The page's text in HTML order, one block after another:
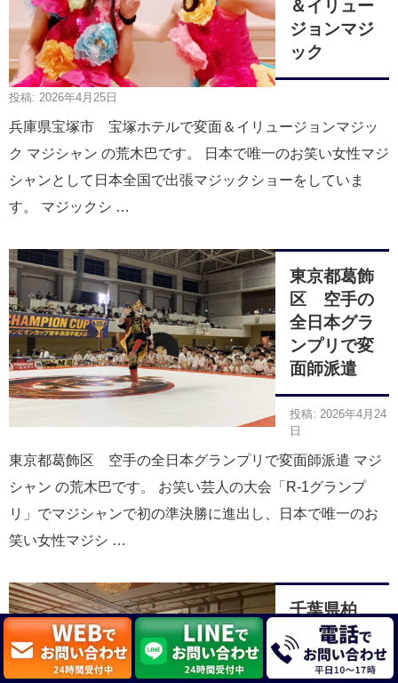
＆イリュー
ジョンマジ
ック
投稿: 2026年4月25日
兵庫県宝塚市 宝塚ホテルで変面＆イリュージョンマジッ
ク マジシャン の荒木巴です。 日本で唯一のお笑い女性マジ
シャンとして日本全国で出張マジックショーをしていま
す。 マジックシ …
東京都葛飾
区 空手の
全日本グラ
ンプリで変
面師派遣
投稿: 2026年4月24
日
東京都葛飾区 空手の全日本グランプリで変面師派遣 マジ
シャン の荒木巴です。 お笑い芸人の大会「R-1グランプ
リ」でマジシャンで初の準決勝に進出し、日本で唯一のお
笑い女性マジシ …
千葉県柏
市 ロータ
リークラブ
創立記念で